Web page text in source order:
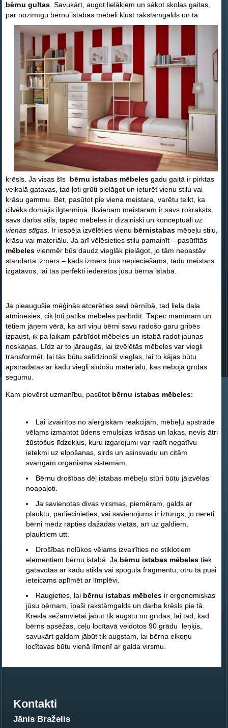
bērnu gultas. Savukārt, augot lielākiem un sākot skolas gaitas,
par nozīmīgu bērnu istabas mēbeli kļūst rakstāmgalds un tā
krēsls. Ja visas šīs bērnu istabas mēbelesgadu gaitā ir pirktas
veikalā gatavas, tad ļoti grūti pielāgot un ieturēt vienu stilu vai
krāsu gammu. Bet, pasūtot pie viena meistara, varētu teikt, ka
cilvēks domājis ilgtermiņā. Ikvienam meistaram ir savs rokraksts,
savs darba stils, tāpēc mēbeles ir dizainiski un konceptuāli uz
vienas stīgas. Ir iespēja izvēlēties vienu bērnistabasmēbeļu stilu,
krāsu vai materiālu. Ja arī vēlēsieties stilu pamainīt – pasūtītās
mēbeles vienmēr būs daudz vieglāk pielāgot, jo tām nepastāv
standarta izmērs – kāds izmērs būs nepieciešams, tādu meistars
izgatavos, lai tas perfekti iederētos jūsu bērna istabā.
Ja pieaugušie mēģinās atcerēties sevi bērnībā, tad liela daļa
atminēsies, cik ļoti patika mēbeles pārbīdīt. Tāpēc mammām un
tētiem jāņem vērā, ka arī viņu bērni savu radošo garu gribēs
izpaust, ik pa laikam pārbīdot mēbeles un istabā radot jaunas
noskaņas. Līdz ar to jāraugās, lai izvēlētās mēbeles var viegli
transformēt, lai tās būtu salīdzinoši vieglas, lai to kājas būtu
apstrādātas ar kādu viegli slīdošu materiālu, kas nebojā grīdas
segumu.
Kam pievērst uzmanību, pasūtot bērnu istabas mēbeles:
Lai izvairītos no alerģiskām reakcijām, mēbeļu apstrādē
vēlams izmantot ūdens emulsijas krāsas un lakas, nevis ātri
žūstošus līdzekļus, kuru izgarojumi var radīt negatīvu
ietekmi uz elpošanas, sirds un asinsvadu un citām
svarīgām organisma sistēmām.
Bērnu drošības dēļ istabas mēbeļu stūri būtu jāizvēlas
noapaļoti.
Ja savienotas divas virsmas, piemēram, galds ar
plauktu, pārliecinieties, vai savienojums ir izturīgs, jo nereti
bērni mēdz rāpties dažādās vietās, arī uz galdiem,
plauktiem utt.
Drošības nolūkos vēlams izvairīties no stiklotiem
elementiem bērnu istabā. Ja bērnu istabas mēbelestiek
gatavotas ar kādu stikla vai spoguļa fragmentu, otru tā pusi
ieteicams aplīmēt ar līmplēvi.
Raugieties, lai bērnu istabas mēbelesir ergonomiskas
jūsu bērnam, īpaši rakstāmgalds un darba krēsls pie tā.
Krēsla sēžamvietai jābūt tik augstu no grīdas, lai tad, kad
bērns apsēžas, ceļu locītavā veidotos 90 grādu leņķis,
savukārt galdam jābūt tik augstam, lai bērna elkoņu
locītavas būtu vienā līmenī ar galda virsmu.
Kontakti
Jānis Braželis